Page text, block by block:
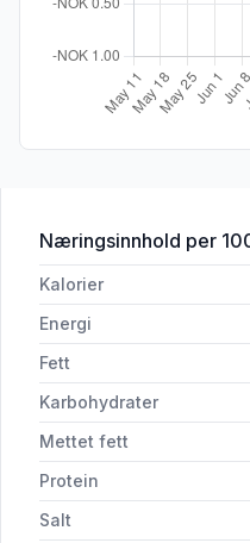
Næringsinnhold for
per
Kalorier
Energi
Fett
Karbohydrater
Mettet fett
Protein
Salt